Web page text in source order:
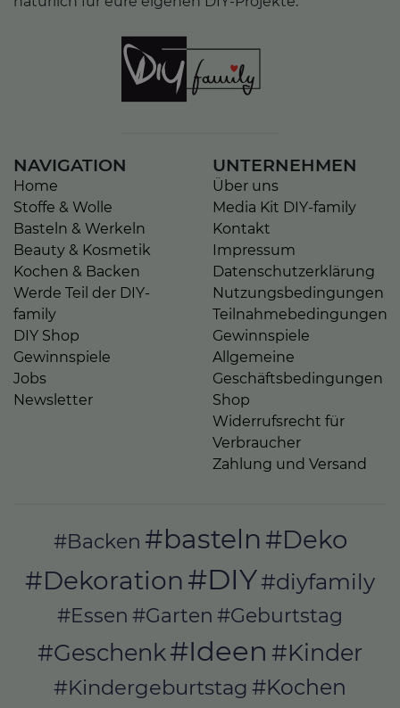
NAVIGATION
Home
Stoffe & Wolle
Basteln & Werkeln
Beauty & Kosmetik
Kochen & Backen
Werde Teil der DIY-
family
DIY Shop
Gewinnspiele
Jobs
Newsletter
UNTERNEHMEN
Über uns
Media Kit DIY-family
Kontakt
Impressum
Datenschutzerklärung
Nutzungsbedingungen
Teilnahmebedingungen
Gewinnspiele
Allgemeine
Geschäftsbedingungen
Shop
Widerrufsrecht für
Verbraucher
Zahlung und Versand
#Backen #basteln #Deko
#Dekoration #DIY#diyfamily
#Essen #Garten #Geburtstag
#Geschenk#Ideen #Kinder
#Kindergeburtstag #Kochen